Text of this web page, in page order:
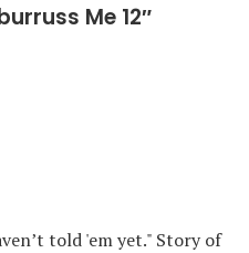
Me 12″
told 'em yet." Story of